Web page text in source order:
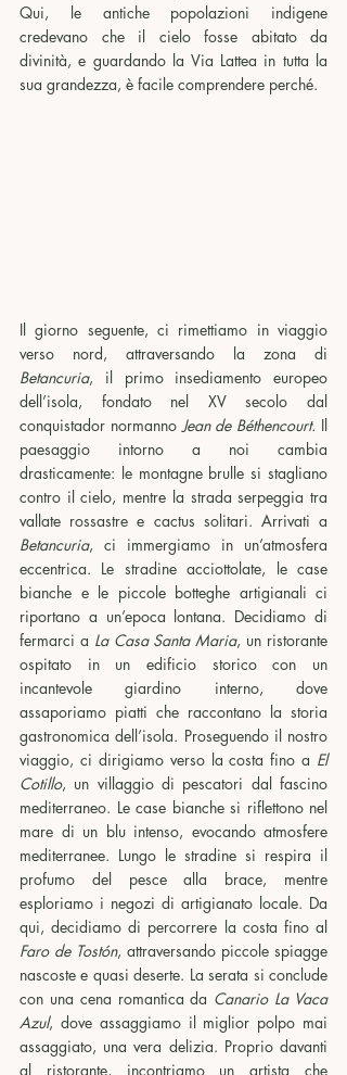
Qui, le antiche popolazioni indigene
credevano che il cielo fosse abitato da
divinità, e guardando la Via Lattea in tutta la
sua grandezza, è facile comprendere perché.
Il giorno seguente, ci rimettiamo in viaggio
Betancuria, il primo insediamento europeo
dell’isola, fondato nel XV secolo dal
conquistador normanno Jean de Béthencourt. Il
paesaggio intorno a noi cambia
drasticamente: le montagne brulle si stagliano
contro il cielo, mentre la strada serpeggia tra
Betancuria, ci immergiamo in un’atmosfera
eccentrica. Le stradine acciottolate, le case
bianche e le piccole botteghe artigianali ci
riportano a un’epoca lontana. Decidiamo di
fermarci a La Casa Santa Maria, un ristorante
ospitato in un edificio storico con un
incantevole giardino interno, dove
assaporiamo piatti che raccontano la storia
gastronomica dell’isola. Proseguendo il nostro
viaggio, ci dirigiamo verso la costa fino a El
Cotillo, un villaggio di pescatori dal fascino
mediterraneo. Le case bianche si riflettono nel
mare di un blu intenso, evocando atmosfere
mediterranee. Lungo le stradine si respira il
profumo del pesce alla brace, mentre
esploriamo i negozi di artigianato locale. Da
Faro de Tostón, attraversando piccole spiagge
nascoste e quasi deserte. La serata si conclude
con una cena romantica da Canario La Vaca
Azul, dove assaggiamo il miglior polpo mai
assaggiato, una vera delizia. Proprio davanti
al ristorante, incontriamo un artista che